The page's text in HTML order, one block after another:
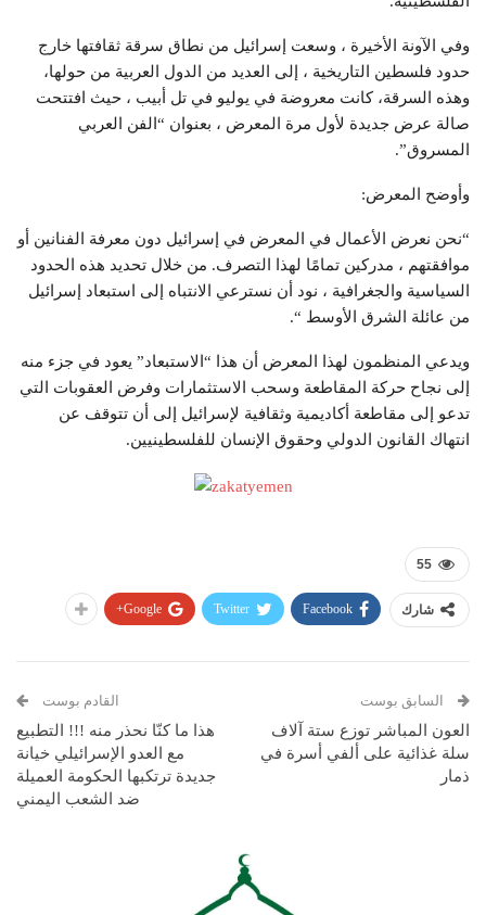
وفي الآونة الأخيرة ، وسعت إسرائيل من نطاق سرقة ثقافتها خارج
حدود فلسطين التاريخية ، إلى العديد من الدول العربية من حولها،
وهذه السرقة، كانت معروضة في يوليو في تل أبيب ، حيث افتتحت
صالة عرض جديدة لأول مرة المعرض ، بعنوان “الفن العربي
المسروق”.
وأوضح المعرض:
“نحن نعرض الأعمال في المعرض في إسرائيل دون معرفة الفنانين أو
موافقتهم ، مدركين تمامًا لهذا التصرف. من خلال تحديد هذه الحدود
السياسية والجغرافية ، نود أن نسترعي الانتباه إلى استبعاد إسرائيل
من عائلة الشرق الأوسط “.
ويدعي المنظمون لهذا المعرض أن هذا “الاستبعاد” يعود في جزء منه
إلى نجاح حركة المقاطعة وسحب الاستثمارات وفرض العقوبات التي
تدعو إلى مقاطعة أكاديمية وثقافية لإسرائيل إلى أن تتوقف عن
انتهاك القانون الدولي وحقوق الإنسان للفلسطينيين.
55
شارك Facebook
Twitter
Google+
السابق بوست
العون المباشر توزع ستة آلاف
سلة غذائية على ألفي أسرة في
ذمار
القادم بوست
هذا ما كنّا نحذر منه !!! التطبيع
مع العدو الإسرائيلي خيانة
جديدة ترتكبها الحكومة العميلة
ضد الشعب اليمني